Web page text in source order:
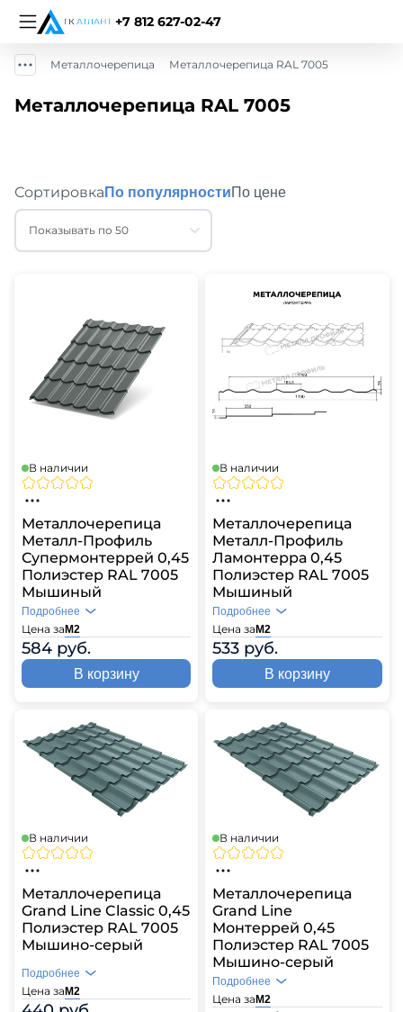
+7 812 627-02-47
Металлочерепица Металлочерепица RAL 7005
Металлочерепица RAL 7005
Сортировка По популярностиПо цене
Показывать по 50
В наличии
Металлочерепица
Металл-Профиль
Супермонтеррей 0,45
Полиэстер RAL 7005
Мышиный
Цена за М2
584 руб.
Подробнее
В корзину
В наличии
Металлочерепица
Металл-Профиль
Ламонтерра 0,45
Полиэстер RAL 7005
Мышиный
Цена заМ2
533 руб.
Подробнее
В корзину
В наличии
Металлочерепица
Grand Line Classic 0,45
Полиэстер RAL 7005
Мышино-серый
Цена заМ2
Подробнее
В наличии
Металлочерепица
Grand Line
Монтеррей 0,45
Полиэстер RAL 7005
Мышино-серый
Цена заМ2
Подробнее